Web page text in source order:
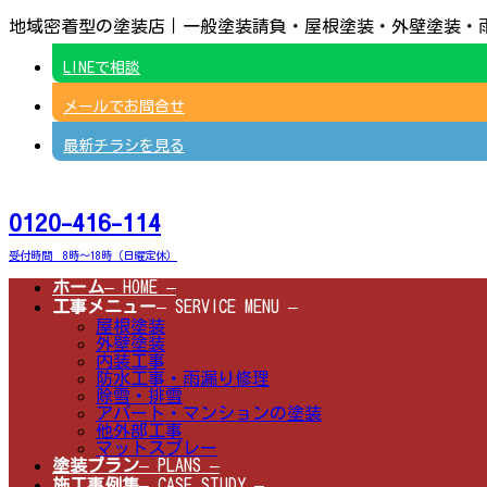
コ
ナ
地域密着型の塗装店｜一般塗装請負・屋根塗装・外壁塗装・
LINEで相談
メールでお問合せ
最新チラシを見る
0120-416-114
受付時間 8時～18時（日曜定休）
ホーム– HOME –
工事メニュー– SERVICE MENU –
屋根塗装
外壁塗装
内装工事
防水工事・雨漏り修理
除雪・排雪
アパート・マンションの塗装
他外部工事
マットスプレー
塗装プラン– PLANS –